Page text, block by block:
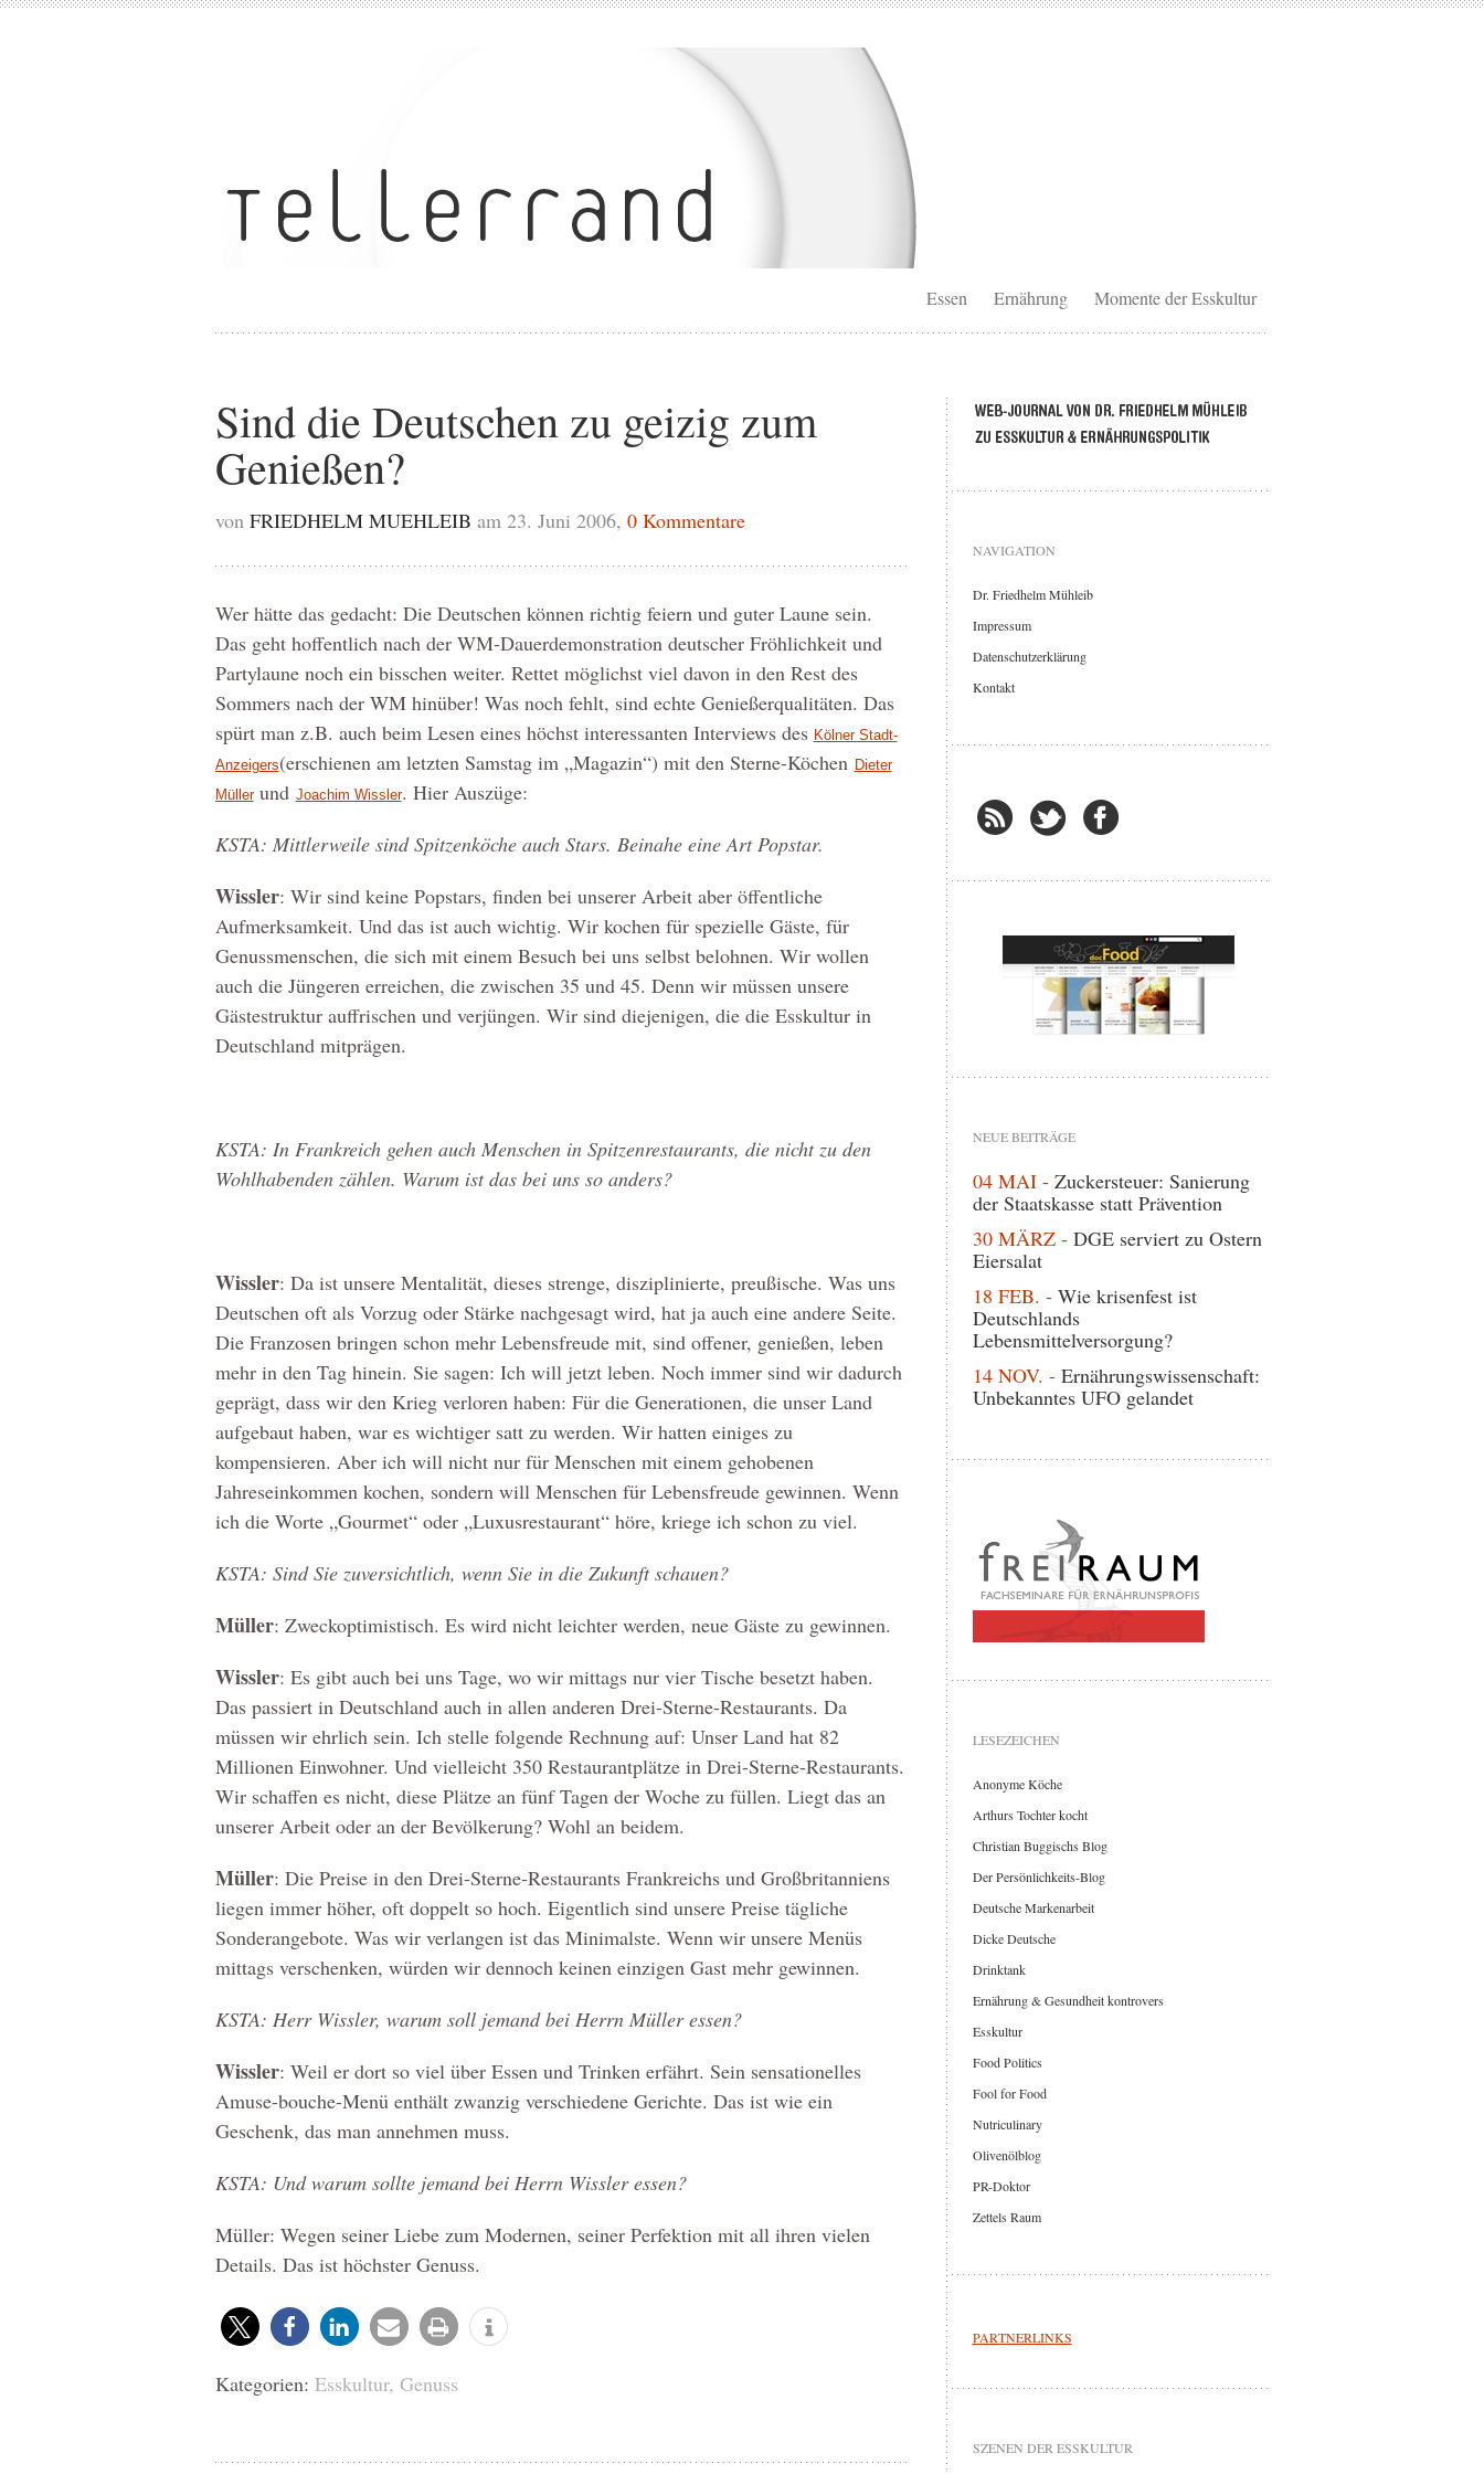
Essen Ernährung Momente der Esskultur
Sind die Deutschen zu geizig zum
Genießen?
von FRIEDHELM MUEHLEIB am 23. Juni 2006, 0 Kommentare
Wer hätte das gedacht: Die Deutschen können richtig feiern und guter Laune sein.
Das geht hoffentlich nach der WM-Dauerdemonstration deutscher Fröhlichkeit und
Partylaune noch ein bisschen weiter. Rettet möglichst viel davon in den Rest des
Sommers nach der WM hinüber! Was noch fehlt, sind echte Genießerqualitäten. Das
spürt man z.B. auch beim Lesen eines höchst interessanten Interviews des Kölner Stadt-
Anzeigers(erschienen am letzten Samstag im „Magazin“) mit den Sterne-Köchen Dieter
Müllerund Joachim Wissler. Hier Auszüge:
KSTA: Mittlerweile sind Spitzenköche auch Stars. Beinahe eine Art Popstar.
Wissler: Wir sind keine Popstars, finden bei unserer Arbeit aber öffentliche
Aufmerksamkeit. Und das ist auch wichtig. Wir kochen für spezielle Gäste, für
Genussmenschen, die sich mit einem Besuch bei uns selbst belohnen. Wir wollen
auch die Jüngeren erreichen, die zwischen 35 und 45. Denn wir müssen unsere
Gästestruktur auffrischen und verjüngen. Wir sind diejenigen, die die Esskultur in
Deutschland mitprägen.
KSTA: In Frankreich gehen auch Menschen in Spitzenrestaurants, die nicht zu den
Wohlhabenden zählen. Warum ist das bei uns so anders?
Wissler: Da ist unsere Mentalität, dieses strenge, disziplinierte, preußische. Was uns
Deutschen oft als Vorzug oder Stärke nachgesagt wird, hat ja auch eine andere Seite.
Die Franzosen bringen schon mehr Lebensfreude mit, sind offener, genießen, leben
mehr in den Tag hinein. Sie sagen: Ich will jetzt leben. Noch immer sind wir dadurch
geprägt, dass wir den Krieg verloren haben: Für die Generationen, die unser Land
aufgebaut haben, war es wichtiger satt zu werden. Wir hatten einiges zu
kompensieren. Aber ich will nicht nur für Menschen mit einem gehobenen
Jahreseinkommen kochen, sondern will Menschen für Lebensfreude gewinnen. Wenn
ich die Worte „Gourmet“ oder „Luxusrestaurant“ höre, kriege ich schon zu viel.
KSTA: Sind Sie zuversichtlich, wenn Sie in die Zukunft schauen?
Müller: Zweckoptimistisch. Es wird nicht leichter werden, neue Gäste zu gewinnen.
Wissler: Es gibt auch bei uns Tage, wo wir mittags nur vier Tische besetzt haben.
Das passiert in Deutschland auch in allen anderen Drei-Sterne-Restaurants. Da
müssen wir ehrlich sein. Ich stelle folgende Rechnung auf: Unser Land hat 82
Millionen Einwohner. Und vielleicht 350 Restaurantplätze in Drei-Sterne-Restaurants.
Wir schaffen es nicht, diese Plätze an fünf Tagen der Woche zu füllen. Liegt das an
unserer Arbeit oder an der Bevölkerung? Wohl an beidem.
Müller: Die Preise in den Drei-Sterne-Restaurants Frankreichs und Großbritanniens
liegen immer höher, oft doppelt so hoch. Eigentlich sind unsere Preise tägliche
Sonderangebote. Was wir verlangen ist das Minimalste. Wenn wir unsere Menüs
mittags verschenken, würden wir dennoch keinen einzigen Gast mehr gewinnen.
KSTA: Herr Wissler, warum soll jemand bei Herrn Müller essen?
Wissler: Weil er dort so viel über Essen und Trinken erfährt. Sein sensationelles
Amuse-bouche-Menü enthält zwanzig verschiedene Gerichte. Das ist wie ein
Geschenk, das man annehmen muss.
KSTA: Und warum sollte jemand bei Herrn Wissler essen?
Müller: Wegen seiner Liebe zum Modernen, seiner Perfektion mit all ihren vielen
Details. Das ist höchster Genuss.
Kategorien: Esskultur, Genuss
NAVIGATION
Dr. Friedhelm Mühleib
Impressum
Datenschutzerklärung
Kontakt
NEUE BEITRÄGE
04 MAI - Zuckersteuer: Sanierung
der Staatskasse statt Prävention
30 MÄRZ - DGE serviert zu Ostern
Eiersalat
18 FEB. - Wie krisenfest ist
Deutschlands
Lebensmittelversorgung?
14 NOV. - Ernährungswissenschaft:
Unbekanntes UFO gelandet
LESEZEICHEN
Anonyme Köche
Arthurs Tochter kocht
Christian Buggischs Blog
Der Persönlichkeits-Blog
Deutsche Markenarbeit
Dicke Deutsche
Drinktank
Ernährung & Gesundheit kontrovers
Esskultur
Food Politics
Fool for Food
Nutriculinary
Olivenölblog
PR-Doktor
Zettels Raum
PARTNERLINKS
SZENEN DER ESSKULTUR